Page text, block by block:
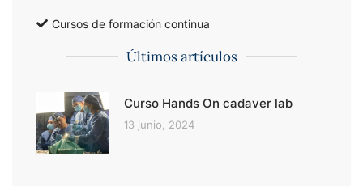
Cursos de formación continua
Últimos artículos
Curso Hands On cadaver lab
13 junio, 2024